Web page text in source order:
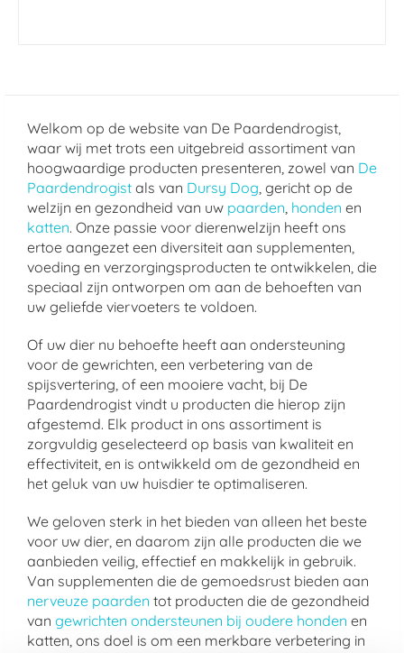
Welkom op de website van De Paardendrogist,
waar wij met trots een uitgebreid assortiment van
hoogwaardige producten presenteren, zowel van De
Paardendrogist als van Dursy Dog, gericht op de
welzijn en gezondheid van uw paarden, honden en
katten. Onze passie voor dierenwelzijn heeft ons
ertoe aangezet een diversiteit aan supplementen,
voeding en verzorgingsproducten te ontwikkelen, die
speciaal zijn ontworpen om aan de behoeften van
uw geliefde viervoeters te voldoen.
Of uw dier nu behoefte heeft aan ondersteuning
voor de gewrichten, een verbetering van de
spijsvertering, of een mooiere vacht, bij De
Paardendrogist vindt u producten die hierop zijn
afgestemd. Elk product in ons assortiment is
zorgvuldig geselecteerd op basis van kwaliteit en
effectiviteit, en is ontwikkeld om de gezondheid en
het geluk van uw huisdier te optimaliseren.
We geloven sterk in het bieden van alleen het beste
voor uw dier, en daarom zijn alle producten die we
aanbieden veilig, effectief en makkelijk in gebruik.
Van supplementen die de gemoedsrust bieden aan
nerveuze paarden tot producten die de gezondheid
van gewrichten ondersteunen bij oudere honden en
katten, ons doel is om een merkbare verbetering in